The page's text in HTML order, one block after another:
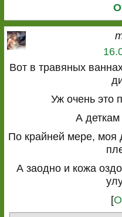
Вот в травяных
Уж очень это
А деткам
По крайней мере, моя
А заодно и кожа
[